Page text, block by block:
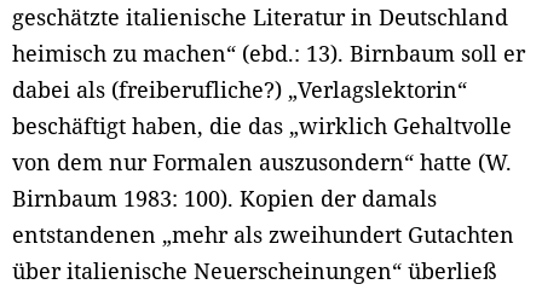
geschätzte italienische Literatur in Deutschland
heimisch zu machen“ (ebd.: 13). Birnbaum soll er
dabei als (freiberufliche?) „Verlagslektorin“
beschäftigt haben, die das „wirklich Gehaltvolle
von dem nur Formalen auszusondern“ hatte (W.
Birnbaum 1983: 100). Kopien der damals
entstandenen „mehr als zweihundert Gutachten
über italienische Neuerscheinungen“ überließ